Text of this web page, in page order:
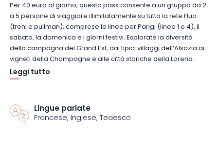
Per 40 euro al giorno, questo pass consente a un gruppo da 2
a 5 persone di viaggiare illimitatamente su tutta la rete Fluo
(treni e pullman), comprese le linee per Parigi (linee 1 e 4), il
sabato, la domenica e i giorni festivi. Esplorate la diversità
della campagna del Grand Est, dai tipici villaggi dell’Alsazia ai
vigneti della Champagne e alle città storiche della Lorena.
indipendentemente dall’età, e copre un’intera giornata, da
mezzanotte a mezzanotte (compresa la fine del servizio).
Leggi tutto
Lingue parlate
Francese, Inglese, Tedesco